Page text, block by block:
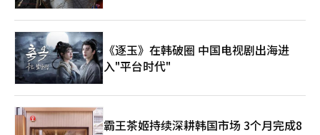
《逐玉》在韩破圈 中国电视剧出海进
入"平台时代"
霸王茶姬持续深耕韩国市场 3个月完成8